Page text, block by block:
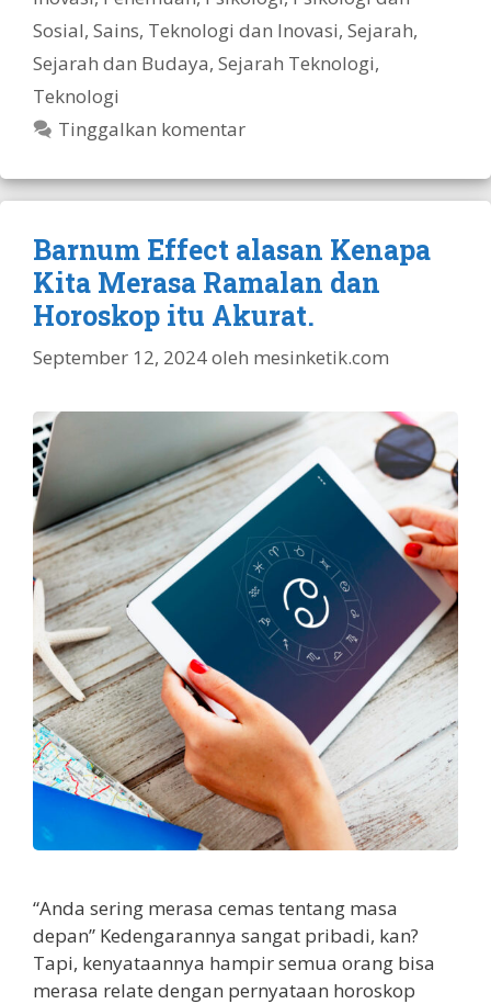
Sosial, Sains, Teknologi dan Inovasi, Sejarah,
Sejarah dan Budaya, Sejarah Teknologi,
Teknologi
Tinggalkan komentar
Barnum Effect alasan Kenapa
Kita Merasa Ramalan dan
Horoskop itu Akurat.
September 12, 2024oleh mesinketik.com
“Anda sering merasa cemas tentang masa
depan” Kedengarannya sangat pribadi, kan?
Tapi, kenyataannya hampir semua orang bisa
merasa relate dengan pernyataan horoskop